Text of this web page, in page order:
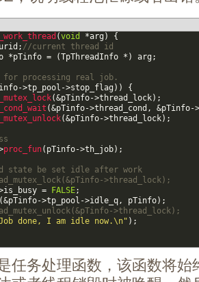
(void *arg )
{
; //current thread id
*pTinfo = (TpThreadInfo * ) arg ;
for processing real job.
->tp_pool ->stop_flag ) )
{
(&pTinfo->thread_lock) ;
(&pTinfo->thread_cond , &pTinfo->
(&pTinfo->thread_lock) ;
proc_fun( pTinfo->th_job) ;
state be set idle after work
>thread_lock);
is_busy = FALSE;
(&pTinfo->tp_pool ->idle_q, pTinfo) ;
>thread_lock);
done, I am idle now.\n" ) ;
任务处理函数，该函数将始